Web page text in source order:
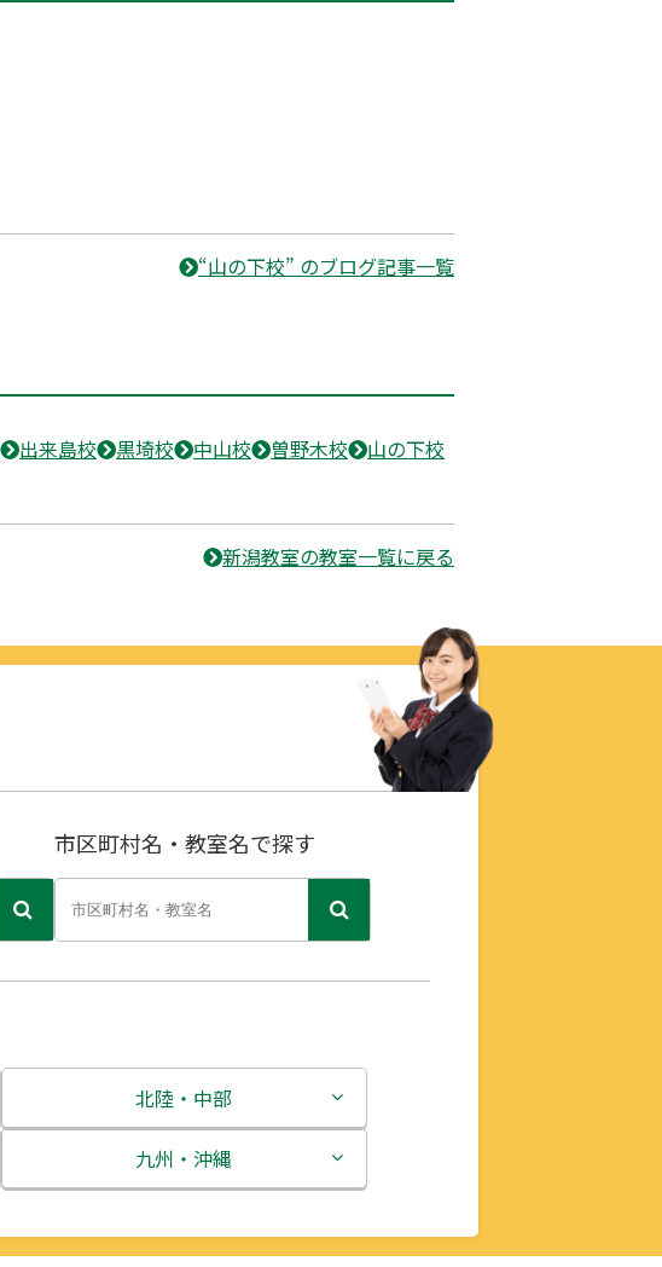
“山の下校” のブログ記事一覧
出来島校 黒埼校 中山校 曽野木校
山の下校
新潟教室の教室一覧に戻る
市区町村名・教室名で探す
北陸・中部
新潟県
九州・沖縄